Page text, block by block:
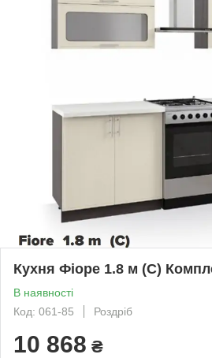
Кухня Фіоре 1.8 м (С)
В наявності
Код: 061-85
Роздріб
10 868 ₴